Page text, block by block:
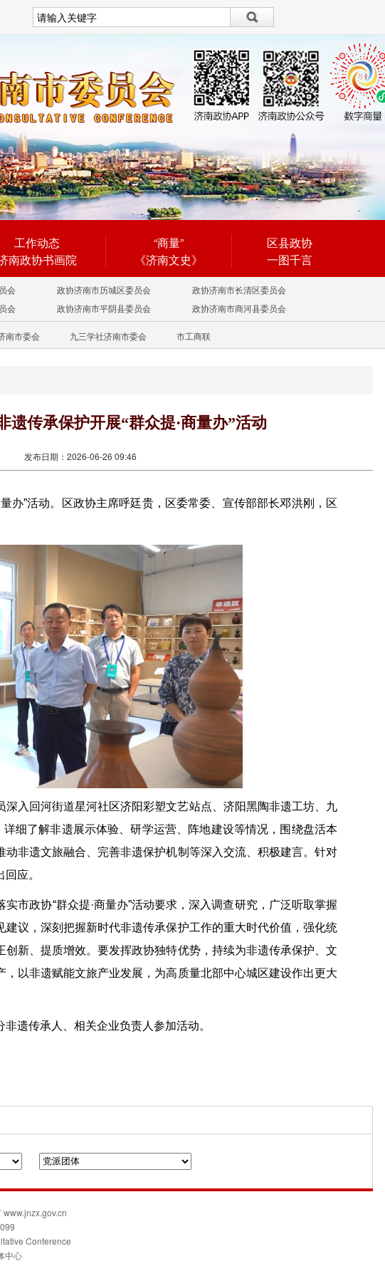
繁體
工作动态
南政协书画院
“商量”
《济南文史》
区县政协
一图千言
会 政协济南市历城区委员会
政协济南市长清区委员会
会 政协济南市平阴县委员会 政协济南市商河县委员会
南市委会 九三学社济南市委会 市工商联
遗传承保护开展“群众提·商量办”活动
发布日期：2026-06-26 09:46
办”活动。区政协主席呼廷贵，区委常委、宣传部部长邓洪刚，区
入回河街道星河社区济阳彩塑文艺站点、济阳黑陶非遗工坊、九
细了解非遗展示体验、研学运营、阵地建设等情况，围绕盘活本
非遗文旅融合、完善非遗保护机制等深入交流、积极建言。针对
应。
市政协“群众提·商量办”活动要求，深入调查研究，广泛听取掌握
议，深刻把握新时代非遗传承保护工作的重大时代价值，强化统
新、提质增效。要发挥政协独特优势，持续为非遗传承保护、文
以非遗赋能文旅产业发展，为高质量北部中心城区建设作出更大
遗传承人、相关企业负责人参加活动。
Conference
中心